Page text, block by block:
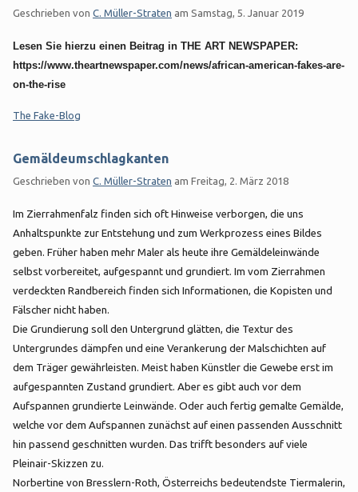
Geschrieben von C. Müller-Straten am Samstag, 5. Januar 2019
Lesen Sie hierzu einen Beitrag in THE ART NEWSPAPER:
https://www.theartnewspaper.com/news/african-american-fakes-are-
on-the-rise
Kategorien:
The Fake-Blog
Gemäldeumschlagkanten
Geschrieben von C. Müller-Straten am Freitag, 2. März 2018
Im Zierrahmenfalz finden sich oft Hinweise verborgen, die uns
Anhaltspunkte zur Entstehung und zum Werkprozess eines Bildes
geben. Früher haben mehr Maler als heute ihre Gemäldeleinwände
selbst vorbereitet, aufgespannt und grundiert. Im vom Zierrahmen
verdeckten Randbereich finden sich Informationen, die Kopisten und
Fälscher nicht haben.
Die Grundierung soll den Untergrund glätten, die Textur des
Untergrundes dämpfen und eine Verankerung der Malschichten auf
dem Träger gewährleisten. Meist haben Künstler die Gewebe erst im
aufgespannten Zustand grundiert. Aber es gibt auch vor dem
Aufspannen grundierte Leinwände. Oder auch fertig gemalte Gemälde,
welche vor dem Aufspannen zunächst auf einen passenden Ausschnitt
hin passend geschnitten wurden. Das trifft besonders auf viele
Pleinair-Skizzen zu.
Norbertine von Bresslern-Roth, Österreichs bedeutendste Tiermalerin,